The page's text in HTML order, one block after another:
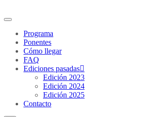
Programa
Ponentes
Cómo llegar
FAQ
Ediciones pasadas
Edición 2023
Edición 2024
Edición 2025
Contacto